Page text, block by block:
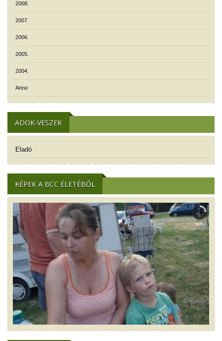
2008.
2007.
2006.
2005.
2004.
Anno
ADOK-VESZEK
Eladó
KÉPEK A BCC ÉLETÉBŐL